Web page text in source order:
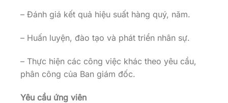
– Đánh giá kết quả hiệu suất hàng quý, năm.
– Huấn luyện, đào tạo và phát triển nhân sự.
– Thực hiện các công việc khác theo yêu cầu,
phân công của Ban giám đốc.
Yêu cầu ứng viên